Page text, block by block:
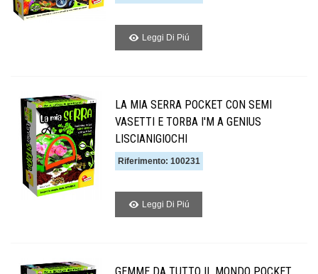
Leggi Di Piú
LA MIA SERRA POCKET CON SEMI
VASETTI E TORBA I'M A GENIUS
LISCIANIGIOCHI
Riferimento: 100231
Leggi Di Piú